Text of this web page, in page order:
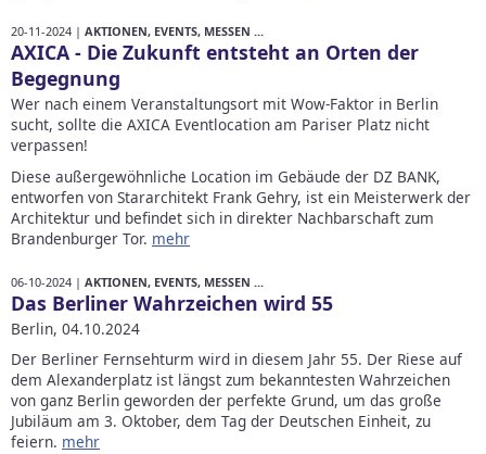
20-11-2024 | AKTIONEN, EVENTS, MESSEN ...
AXICA - Die Zukunft entsteht an Orten der
Begegnung
Wer nach einem Veranstaltungsort mit Wow-Faktor in Berlin
sucht, sollte die AXICA Eventlocation am Pariser Platz nicht
verpassen!
Diese außergewöhnliche Location im Gebäude der DZ BANK,
entworfen von Stararchitekt Frank Gehry, ist ein Meisterwerk der
Architektur und befindet sich in direkter Nachbarschaft zum
Brandenburger Tor. mehr
06-10-2024 | AKTIONEN, EVENTS, MESSEN ...
Das Berliner Wahrzeichen wird 55
Berlin, 04.10.2024
Der Berliner Fernsehturm wird in diesem Jahr 55. Der Riese auf
dem Alexanderplatz ist längst zum bekanntesten Wahrzeichen
von ganz Berlin geworden der perfekte Grund, um das große
Jubiläum am 3. Oktober, dem Tag der Deutschen Einheit, zu
feiern. mehr